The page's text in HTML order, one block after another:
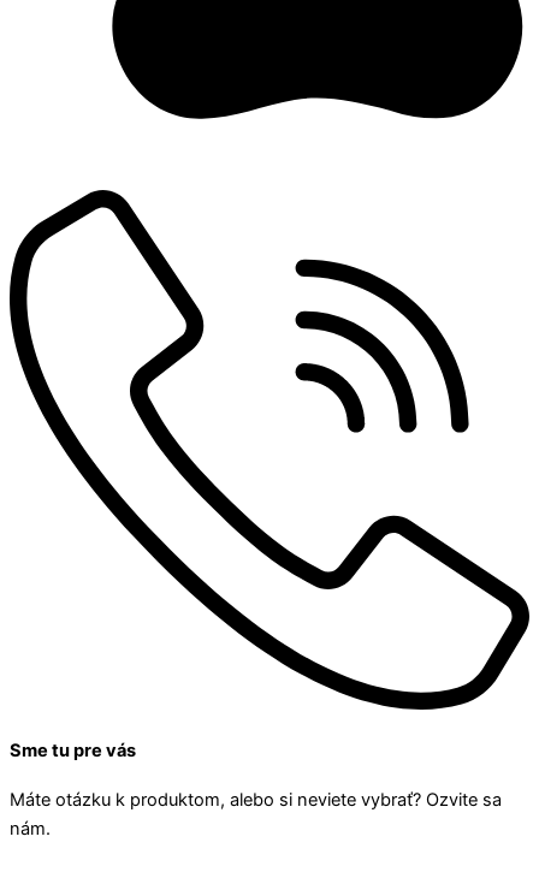
Sme tu pre vás
Máte otázku k produktom, alebo si neviete vybrať? Ozvite sa
nám.